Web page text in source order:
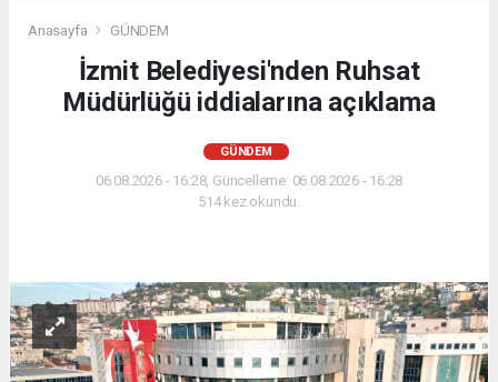
Anasayfa GÜNDEM
İzmit Belediyesi'nden Ruhsat
Müdürlüğü iddialarına açıklama
GÜNDEM
06.08.2026 - 16:28, Güncelleme: 06.08.2026 - 16:28
514 kez okundu.